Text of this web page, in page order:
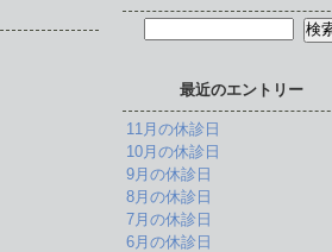
最近のエントリー
11月の休診日
10月の休診日
9月の休診日
8月の休診日
7月の休診日
6月の休診日